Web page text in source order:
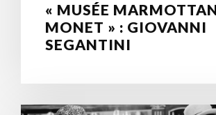
« MUSÉE
MONET » : GIOVANNI
SEGANTINI